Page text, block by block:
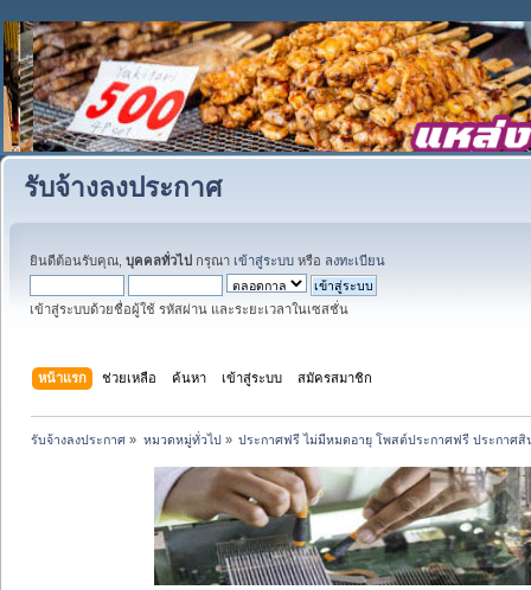
รับจ้างลงประกาศ
ยินดีต้อนรับคุณ, บุคคลทั่วไป กรุณา เข้าสู่ระบบ หรือ ลงทะเบียน
เข้าสู่ระบบด้วยชื่อผู้ใช้ รหัสผ่าน และระยะเวลาในเซสชั่น
หน้าแรก ช่วยเหลือ ค้นหา เข้าสู่ระบบ สมัครสมาชิก
รับจ้างลงประกาศ » หมวดหมู่ทั่วไป» ประกาศฟรี ไม่มีหมดอายุ โพสต์ประกาศฟรี ประกาศ